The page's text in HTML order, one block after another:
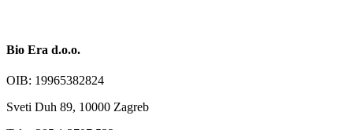
Bio Era d.o.o.
OIB: 19965382824
Sveti Duh 89, 10000 Zagreb